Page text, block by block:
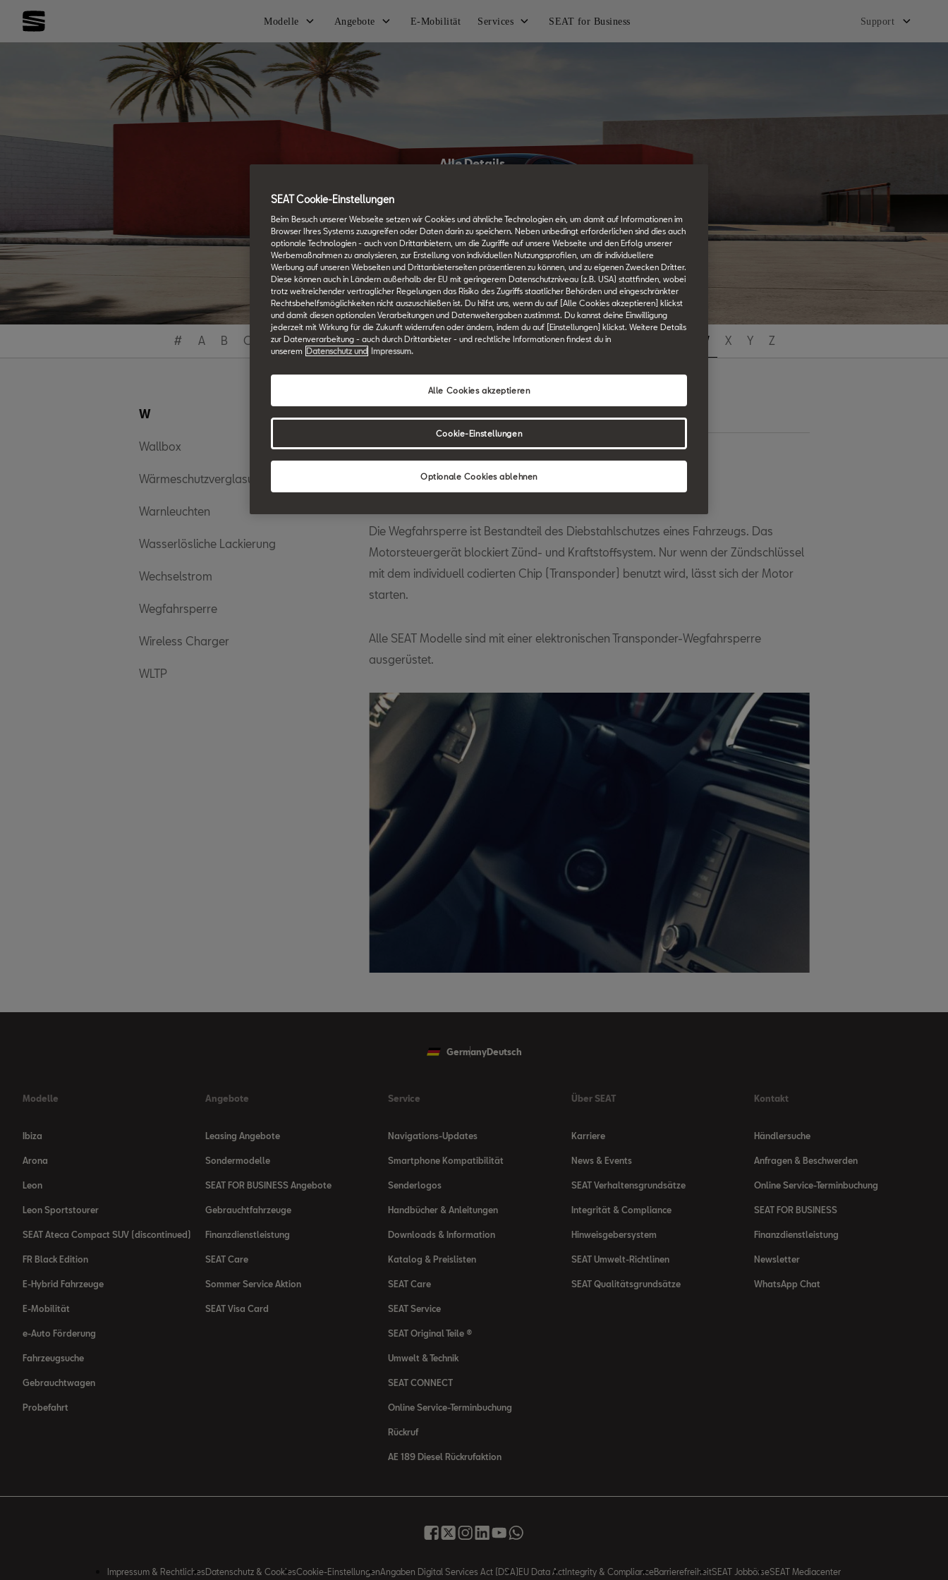
Modelle Angebote E-Mobilität Services SEAT for Business Support
Alle Details.
SEAT Techniklexikon
# A B C D E F G H I J K L M N O P Q R S W X Y Z
W
Wallbox
Wärmeschutzverglasung
Warnleuchten
Wasserlösliche Lackierung
Wechselstrom
Wegfahrsperre
Wireless Charger
WLTP
SEAT Technik Lexikon durchsuchen.
Wegfahrsperre
Die Wegfahrsperre ist Bestandteil des Diebstahlschutzes eines Fahrzeugs. Das
Motorsteuergerät blockiert Zünd- und Kraftstoffsystem. Nur wenn der Zündschlüssel
mit dem individuell codierten Chip (Transponder) benutzt wird, lässt sich der Motor
starten.
Alle SEAT Modelle sind mit einer elektronischen Transponder-Wegfahrsperre
ausgerüstet.
GermanyDeutsch
Modelle
Ibiza
Arona
Leon
Leon Sportstourer
SEAT Ateca Compact SUV (discontinued)
FR Black Edition
E-Hybrid Fahrzeuge
E-Mobilität
e-Auto Förderung
Fahrzeugsuche
Gebrauchtwagen
Probefahrt
Angebote
Leasing Angebote
Sondermodelle
SEAT FOR BUSINESS Angebote
Gebrauchtfahrzeuge
Finanzdienstleistung
SEAT Care
Sommer Service Aktion
SEAT Visa Card
Service
Navigations-Updates
Smartphone Kompatibilität
Senderlogos
Handbücher & Anleitungen
Downloads & Information
Katalog & Preislisten
SEAT Care
SEAT Service
SEAT Original Teile ®
Umwelt & Technik
SEAT CONNECT
Online Service-Terminbuchung
Rückruf
AE 189 Diesel Rückrufaktion
Über SEAT
Karriere
News & Events
SEAT Verhaltensgrundsätze
Integrität & Compliance
Hinweisgebersystem
SEAT Umwelt-Richtlinen
SEAT Qualitätsgrundsätze
Kontakt
Händlersuche
Anfragen & Beschwerden
Online Service-Terminbuchung
SEAT FOR BUSINESS
Finanzdienstleistung
Newsletter
WhatsApp Chat
Impressum & Rechtliches Datenschutz & CookiesCookie-EinstellungenAngaben Digital Services Act (DSA) EU Data Act Integrity & ComplianceBarrierefreiheitSEAT JobbörseSEAT Mediacenter
SEAT Cookie-Einstellungen
Beim Besuch unserer Webseite setzen wir Cookies und ähnliche Technologien ein, um damit auf Informationen im
Browser Ihres Systems zuzugreifen oder Daten darin zu speichern. Neben unbedingt erforderlichen sind dies auch
optionale Technologien - auch von Drittanbietern, um die Zugriffe auf unsere Webseite und den Erfolg unserer
Werbemaßnahmen zu analysieren, zur Erstellung von individuellen Nutzungsprofilen, um dir individuellere
Werbung auf unseren Webseiten und Drittanbieterseiten präsentieren zu können, und zu eigenen Zwecken Dritter.
Diese können auch in Ländern außerhalb der EU mit geringerem Datenschutzniveau (z.B. USA) stattfinden, wobei
trotz weitreichender vertraglicher Regelungen das Risiko des Zugriffs staatlicher Behörden und eingeschränkter
Rechtsbehelfsmöglichkeiten nicht auszuschließen ist. Du hilfst uns, wenn du auf [Alle Cookies akzeptieren] klickst
und damit diesen optionalen Verarbeitungen und Datenweitergaben zustimmst. Du kannst deine Einwilligung
jederzeit mit Wirkung für die Zukunft widerrufen oder ändern, indem du auf [Einstellungen] klickst. Weitere Details
zur Datenverarbeitung - auch durch Drittanbieter - und rechtliche Informationen findest du in
unserem
Datenschutz und Impressum.
Optionale Cookies ablehnen
Alle Cookies akzeptieren
Cookie-Einstellungen